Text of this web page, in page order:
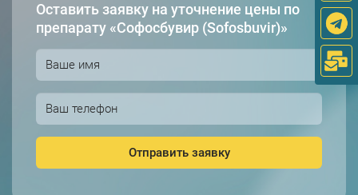
Оставить заявку на уточнение цены по
препарату «Софосбувир (Sofosbuvir)»
Отправить заявку